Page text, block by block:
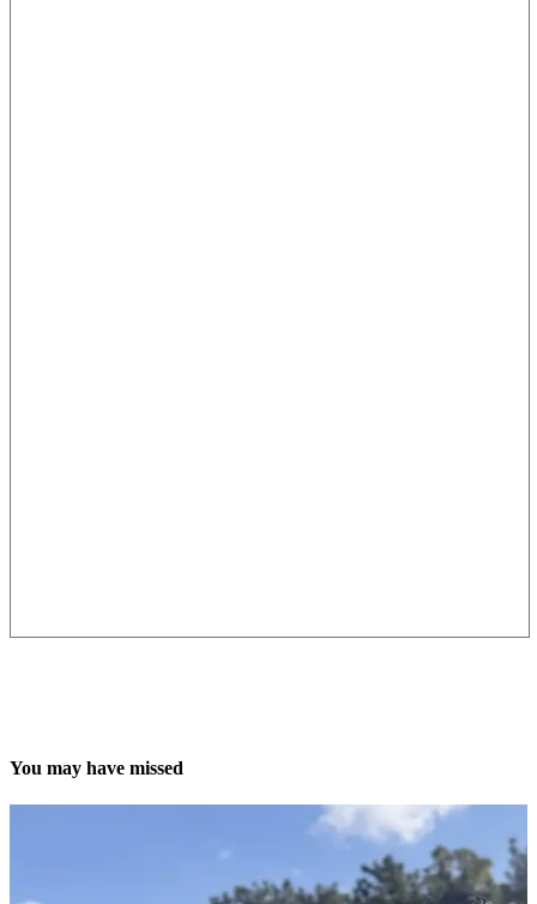
You may have missed